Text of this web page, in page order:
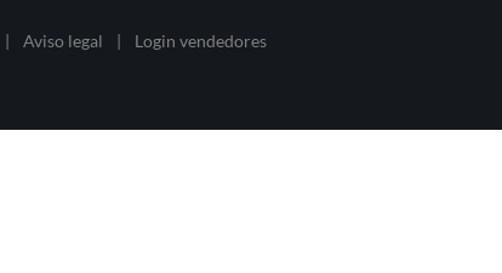
| Aviso legal | Login vendedores